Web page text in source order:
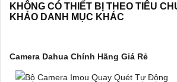
'
KHÔNG CÓ THIẾT BỊ THEO TIÊU
KHẢO DANH MỤC KHÁC
Camera Dahua Chính Hãng Giá Rẻ